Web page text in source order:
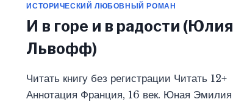
ИСТОРИЧЕСКИЙ ЛЮБОВНЫЙ РОМАН
И в горе и в радости (Юлия
Львофф)
Читать книгу без регистрации Читать 12+
Аннотация Франция, 16 век. Юная Эмилия